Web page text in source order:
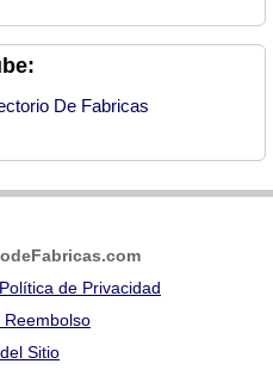
De Fabricas
de Privacidad
Reembolso
Sitio